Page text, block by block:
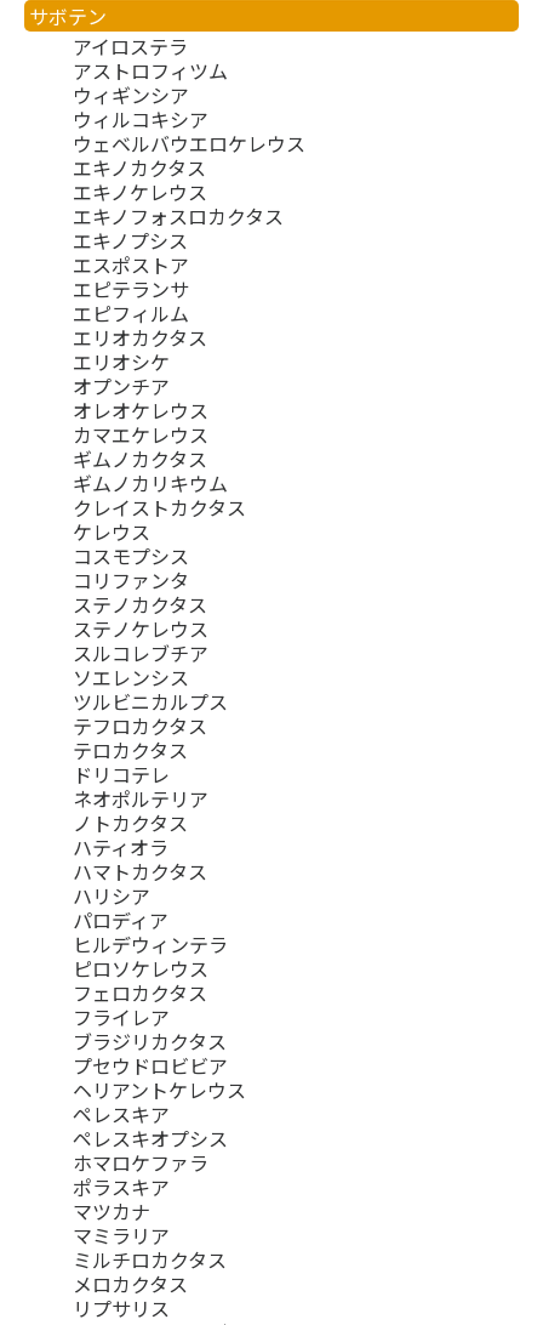
サボテン
アイロステラ
アストロフィツム
ウィギンシア
ウィルコキシア
ウェベルバウエロケレウス
エキノカクタス
エキノケレウス
エキノフォスロカクタス
エキノプシス
エスポストア
エピテランサ
エピフィルム
エリオカクタス
エリオシケ
オプンチア
オレオケレウス
カマエケレウス
ギムノカクタス
ギムノカリキウム
クレイストカクタス
ケレウス
コスモプシス
コリファンタ
ステノカクタス
ステノケレウス
スルコレブチア
ソエレンシス
ツルビニカルプス
テフロカクタス
テロカクタス
ドリコテレ
ネオポルテリア
ノトカクタス
ハティオラ
ハマトカクタス
ハリシア
パロディア
ヒルデウィンテラ
ピロソケレウス
フェロカクタス
フライレア
ブラジリカクタス
プセウドロビビア
ヘリアントケレウス
ペレスキア
ペレスキオプシス
ホマロケファラ
ポラスキア
マツカナ
マミラリア
ミルチロカクタス
メロカクタス
リプサリス